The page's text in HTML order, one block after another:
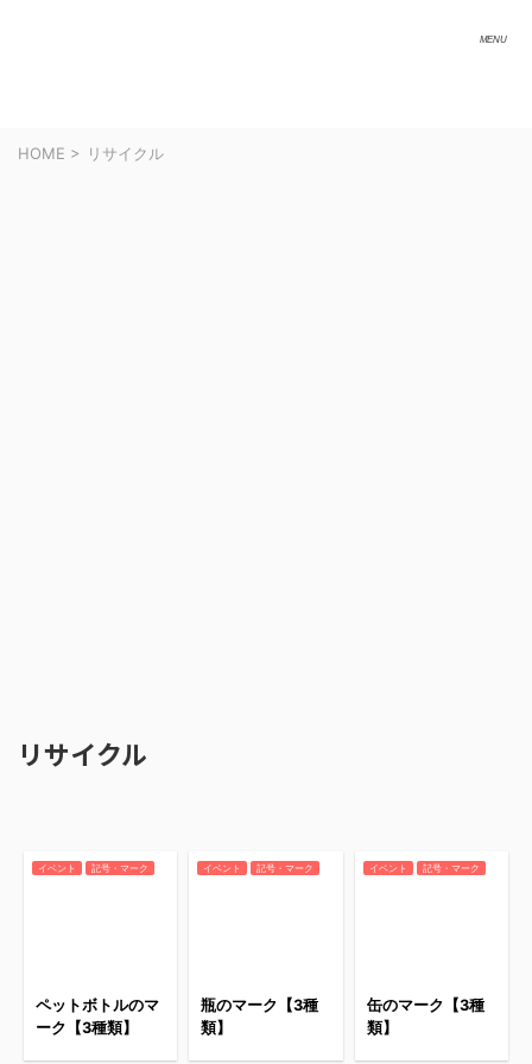
HOME > リサイクル
リサイクル
イベント 記号・マーク
ペットボトルのマ
ーク【3種類】
イベント 記号・マーク
瓶のマーク【3種
類】
イベント 記号・マーク
缶のマーク【3種
類】